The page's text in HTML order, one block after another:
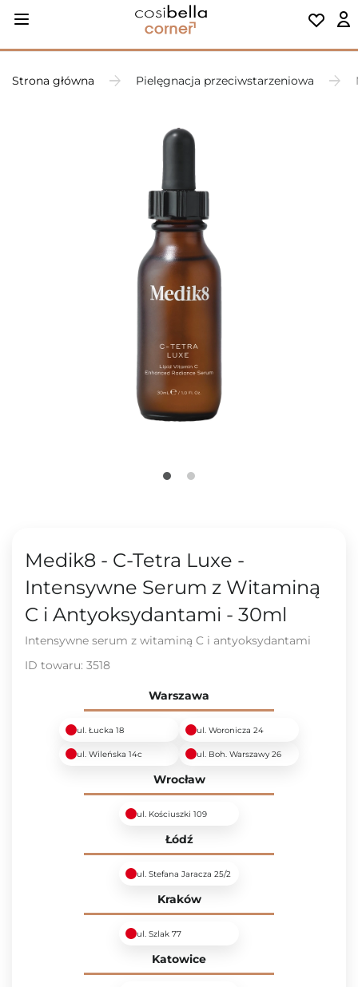
Strona główna Pielęgnacja przeciwstarzeniowa
Medik8 - C-Tetra Luxe -
Intensywne Serum z Witaminą
C i Antyoksydantami - 30ml
Intensywne serum z witaminą C i antyoksydantami
ID towaru: 3518
Warszawa
ul. Łucka 18 ul. Woronicza 24
ul. Wileńska 14c ul. Boh. Warszawy 26
Wrocław
ul. Kościuszki 109
Łódź
ul. Stefana Jaracza 25/2
Kraków
ul. Szlak 77
Katowice